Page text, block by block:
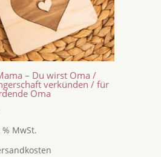
– Du wirst Oma /
verkünden / für
Oma
MwSt.